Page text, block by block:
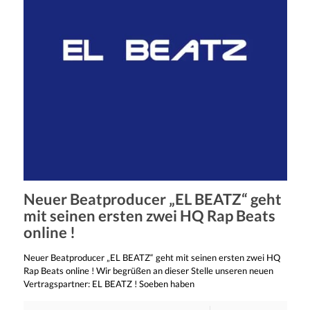
Neuer Beatproducer „EL BEATZ“ geht
mit seinen ersten zwei HQ Rap Beats
online !
Neuer Beatproducer „EL BEATZ“ geht mit seinen ersten zwei HQ
Rap Beats online ! Wir begrüßen an dieser Stelle unseren neuen
Vertragspartner: EL BEATZ ! Soeben haben